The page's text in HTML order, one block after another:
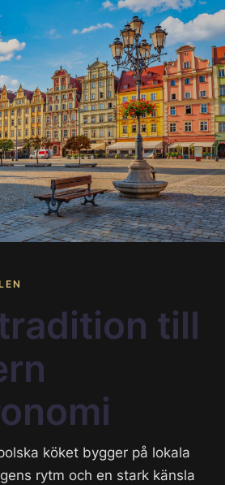
till
köket bygger på lokala
rytm och en stark känsla